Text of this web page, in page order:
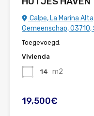
Calpe, La Marina
Gemeenschap, 03710,
Toegevoegd:
Vivienda
14 m2
19,500€